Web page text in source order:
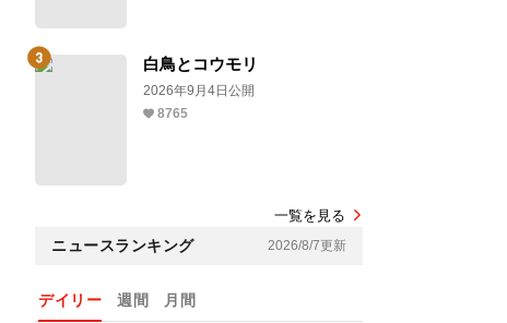
白鳥とコウモリ
2026年9月4日公開
8765
一覧を見る
ニュースランキング 2026/8/7更新
デイリー 週間 月間